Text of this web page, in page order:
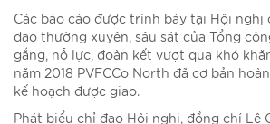
Các báo cáo được trình bày tại Hội nghị
đạo thường xuyên, sâu sát của Tổng
gắng, nỗ lực, đoàn kết vượt qua khó
năm 2018 PVFCCo North đã cơ bản
kế hoạch được giao.
Phát biểu chỉ đạo Hội nghị, đồng chí Lê